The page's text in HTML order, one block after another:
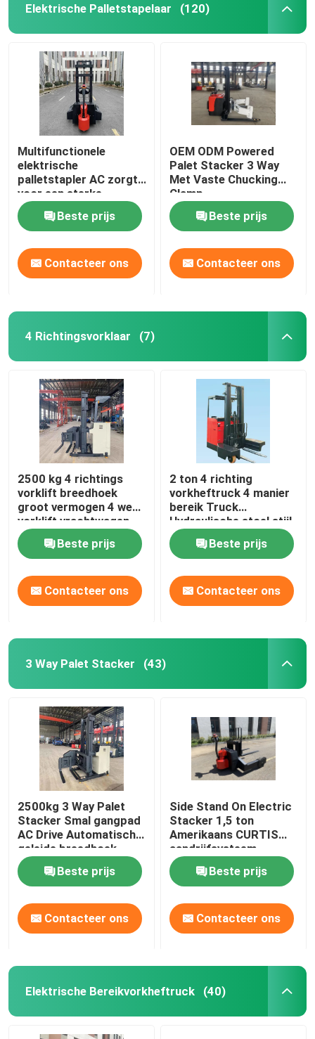
Elektrische Palletstapelaar (120)
Multifunctionele
elektrische
palletstapler AC zorgt
voor een sterke
klimkracht
Beste prijs
Contacteer ons
OEM ODM Powered
Palet Stacker 3 Way
Met Vaste Chucking
Clamp
Beste prijs
Contacteer ons
4 Richtingsvorklaar (7)
2500 kg 4 richtings
vorklift breedhoek
groot vermogen 4 weg
vorklift vrachtwagen
Beste prijs
Contacteer ons
2 ton 4 richting
vorkheftruck 4 manier
bereik Truck
Hydraulische stoel stijl
Beste prijs
Contacteer ons
3 Way Palet Stacker (43)
2500kg 3 Way Palet
Stacker Smal gangpad
AC Drive Automatisch
geleide breedhoek
Beste prijs
Contacteer ons
Side Stand On Electric
Stacker 1,5 ton
Amerikaans CURTIS
aandrijfsysteem
Beste prijs
Contacteer ons
Elektrische Bereikvorkheftruck (40)